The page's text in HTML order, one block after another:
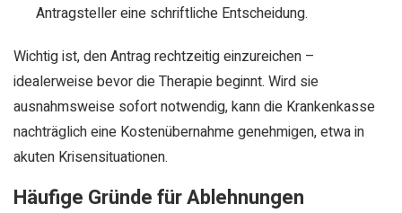
Antragsteller eine schriftliche Entscheidung.
Wichtig ist, den Antrag rechtzeitig einzureichen –
idealerweise bevor die Therapie beginnt. Wird sie
ausnahmsweise sofort notwendig, kann die Krankenkasse
nachträglich eine Kostenübernahme genehmigen, etwa in
akuten Krisensituationen.
Häufige Gründe für Ablehnungen